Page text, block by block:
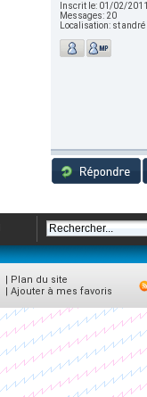
Inscrit le: 01/02/2011
Messages: 20
Localisation: st andré
| Plan du site
| Ajouter à mes favoris